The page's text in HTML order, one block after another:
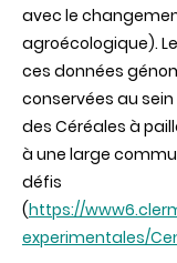
avec le
agroécologique).
ces données
conservées au
des Céréales à
à une large
défis
(https://
experimentales/